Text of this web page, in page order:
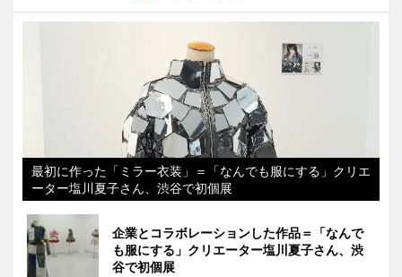
最初に作った「ミラー衣装」＝「なんでも服にする」クリエ
ーター塩川夏子さん、渋谷で初個展
企業とコラボレーションした作品＝「なんで
も服にする」クリエーター塩川夏子さん、渋
谷で初個展